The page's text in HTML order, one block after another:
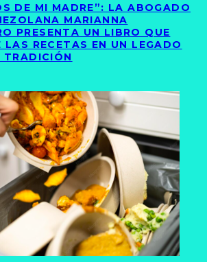
DE MI MADRE”: LA ABOGADO
MARIANNA
PRESENTA UN LIBRO QUE
LAS RECETAS EN UN LEGADO
TRADICIÓN